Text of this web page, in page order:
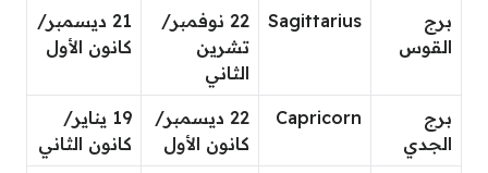
برج
القوس
Sagittarius
22 نوفمبر/
تشرين
الثاني
21 ديسمبر/
كانون الأول
برج
الجدي
Capricorn
22 ديسمبر/
كانون الأول
19 يناير/
كانون الثاني